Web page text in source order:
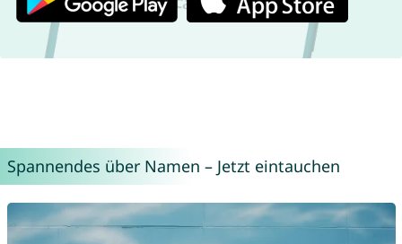
Spannendes über Namen – Jetzt eintauchen